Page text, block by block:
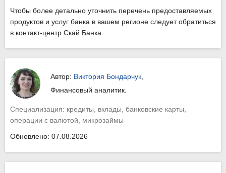
Чтобы более детально уточнить перечень предоставляемых
продуктов и услуг банка в вашем регионе следует обратиться
в контакт-центр Скай Банка.
Автор: Виктория Бондарчук
Финансовый аналитик.
Специализация: кредиты, вклады, банковские карты,
операции с валютой, микрозаймы
Обновлено: 07.08.2026